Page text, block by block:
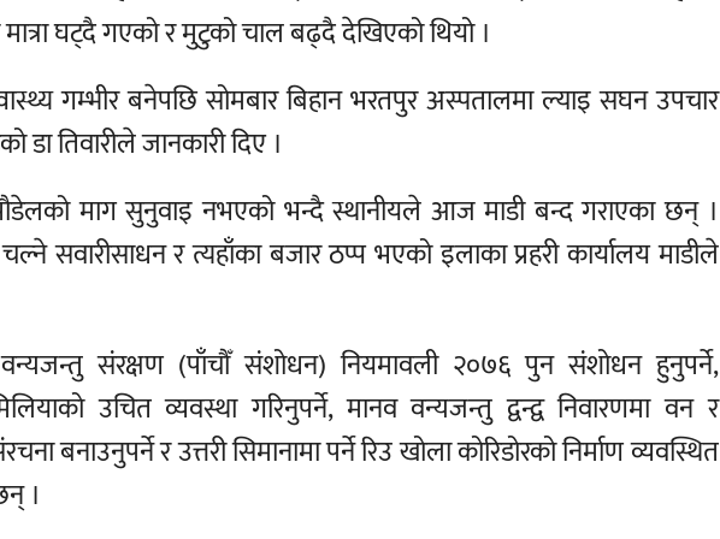
घट्दै गएको र मुटुको चाल बढ्दै देखिएको थियो ।
गम्भीर बनेपछि सोमबार बिहान भरतपुर अस्पतालमा ल्याइ सघन उपचार
डा तिवारीले जानकारी दिए ।
माग सुनुवाइ नभएको भन्दै स्थानीयले आज माडी बन्द गराएका छन् ।
सवारीसाधन र त्यहाँका बजार ठप्प भएको इलाका प्रहरी कार्यालय माडीले
वन्यजन्तु संरक्षण (पाँचौँ संशोधन) नियमावली २०७६ पुन संशोधन हुनुपर्ने,
उचित व्यवस्था गरिनुपर्ने, मानव वन्यजन्तु द्वन्द्व निवारणमा वन र
बनाउनुपर्ने र उत्तरी सिमानामा पर्ने रिउ खोला कोरिडोरको निर्माण व्यवस्थित
।